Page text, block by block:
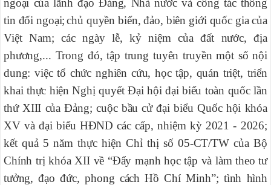
ngoại của lãnh đạo Đảng, Nhà nước và công tác thông
tin đối ngoại; chủ quyền biển, đảo, biên giới quốc gia của
Việt Nam; các ngày lễ, kỷ niệm của đất nước, địa
phương,... Trong đó, tập trung tuyên truyền một số nội
dung: việctổ chức nghiên cứu, học tập, quán triệt, triển
khai thực hiện Nghị quyết Đại hội đại biểu toàn quốc lần
thứ XIII của Đảng; cuộc bầu cử đại biểu Quốc hội khóa
XV và đại biểu HĐND các cấp, nhiệm kỳ 2021 - 2026;
kết quả 5 năm thực hiện Chỉ thị số 05-CT/TW của Bộ
Chính trị khóa XII về “Đẩy mạnh học tập và làm theo tư
tưởng, đạo đức, phong cách Hồ Chí Minh”; tình hình